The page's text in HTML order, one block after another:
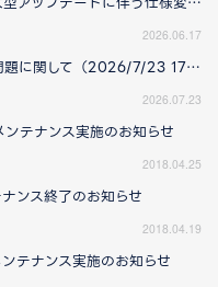
2026.06.17
現在確認されている問題に関して（2026/7/23 17:00更新）
2026.07.23
テナンス実施のお知らせ
2018.04.25
ンス終了のお知らせ
2018.04.19
テナンス実施のお知らせ